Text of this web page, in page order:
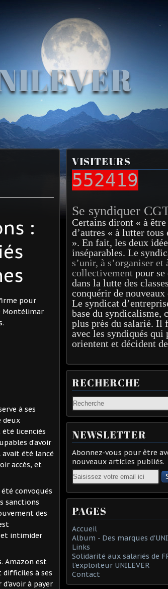
:
pour
Montélimar
à ses
deux
licenciés
d’avoir
été lancé
accès, et
convoqués
sanctions
des
et intimider
Amazon est
à ses
à payer
VISITEURS
552419
Se syndiquer
Certains diront « à être
d’autres « à lutter tous
». En fait, les deux
inséparables. Le
s’unir, à s’organiser et
collectivement pour se
dans la lutte des
conquérir de nouveaux
Le syndicat
base du syndicalisme,
plus près du salarié. Il
avec les syndiqués qui
orientent et décident
RECHERCHE
NEWSLETTER
Abonnez-vous pour être
nouveaux articles publiés.
Email
PAGES
Accueil
Album - Des marques
Links
Solidarité aux salariés de
l'exploiteur UNILEVER
Contact